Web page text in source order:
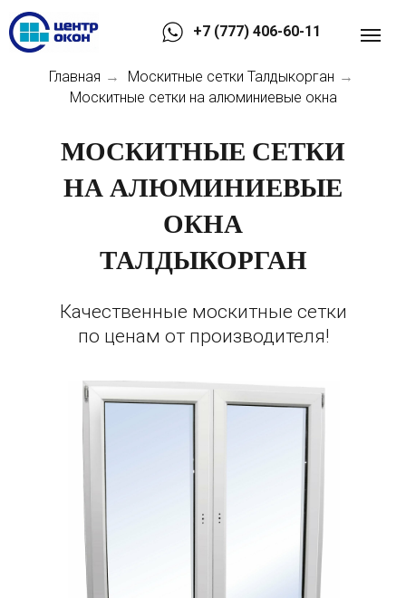
+7 (777) 406-60-11
Главная → Москитные сетки Талдыкорган →
Москитные сетки на алюминиевые окна
МОСКИТНЫЕ СЕТКИ
НА АЛЮМИНИЕВЫЕ
ОКНА
ТАЛДЫКОРГАН
Качественные москитные сетки
по ценам от производителя!